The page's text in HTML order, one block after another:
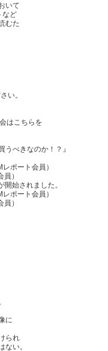
いて
など
むた
い。
はこちらを
べきなのか！？』
ート会員）
）
始されました。
ート会員）
）
に
られ
い。